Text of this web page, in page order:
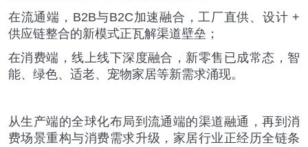
在流通端， B2B与B2C加速融合，工厂直供、设计 +
供应链整合的新模式正瓦解渠道壁垒；
在消费端，线上线下深度融合，新零售已成常态，智
能、绿色、适老、宠物家居等新需求涌现。
从生产端的全球化布局到流通端的渠道融通，再到消
费场景重构与消费需求升级，家居行业正经历全链条